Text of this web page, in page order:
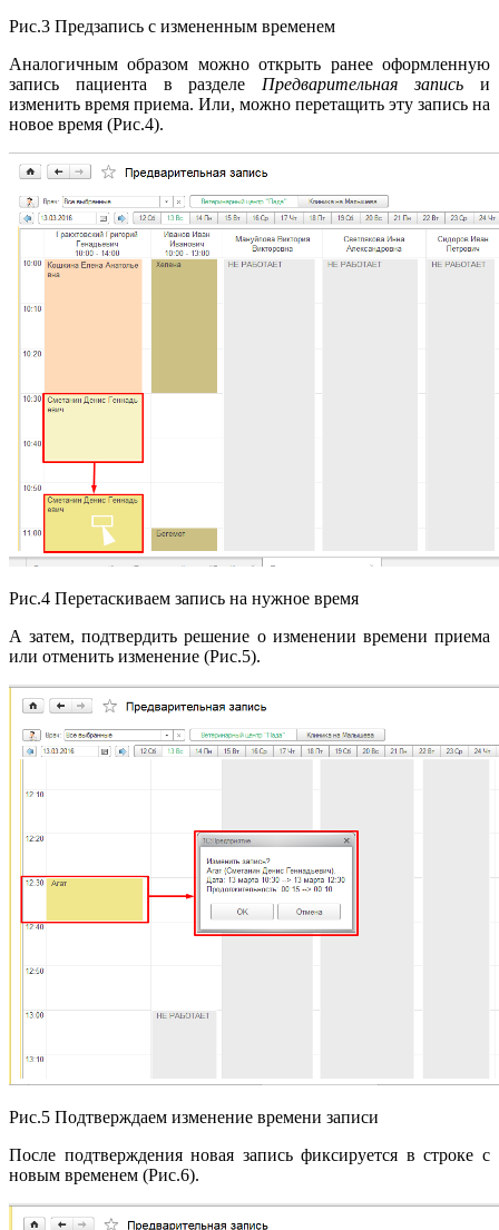
Рис.3 Предзапись с измененным временем
Аналогичным образом можно открыть ранее оформленную
запись пациента в разделе Предварительная запись и
изменить время приема. Или, можно перетащить эту запись на
новое время (Рис.4).
Рис.4 Перетаскиваем запись на нужное время
А затем, подтвердить решение о изменении времени приема
или отменить изменение (Рис.5).
Рис.5 Подтверждаем изменение времени записи
После подтверждения новая запись фиксируется в строке с
новым временем (Рис.6).